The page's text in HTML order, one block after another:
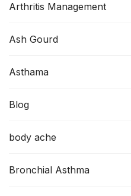
Arthritis Management
Ash Gourd
Asthama
Blog
body ache
Bronchial Asthma